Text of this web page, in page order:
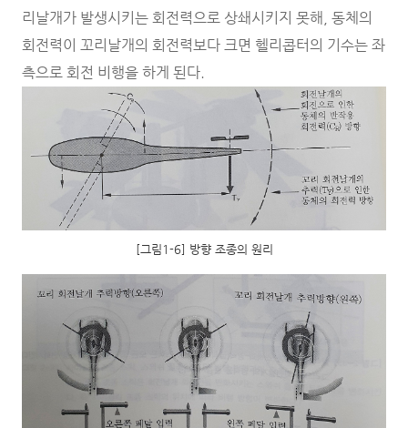
리날개가 발생시키는 회전력으로 상쇄시키지 못해, 동체의
회전력이 꼬리날개의 회전력보다 크면 헬리콥터의 기수는 좌
측으로 회전 비행을 하게 된다.
[그림1-6] 방향 조종의 원리